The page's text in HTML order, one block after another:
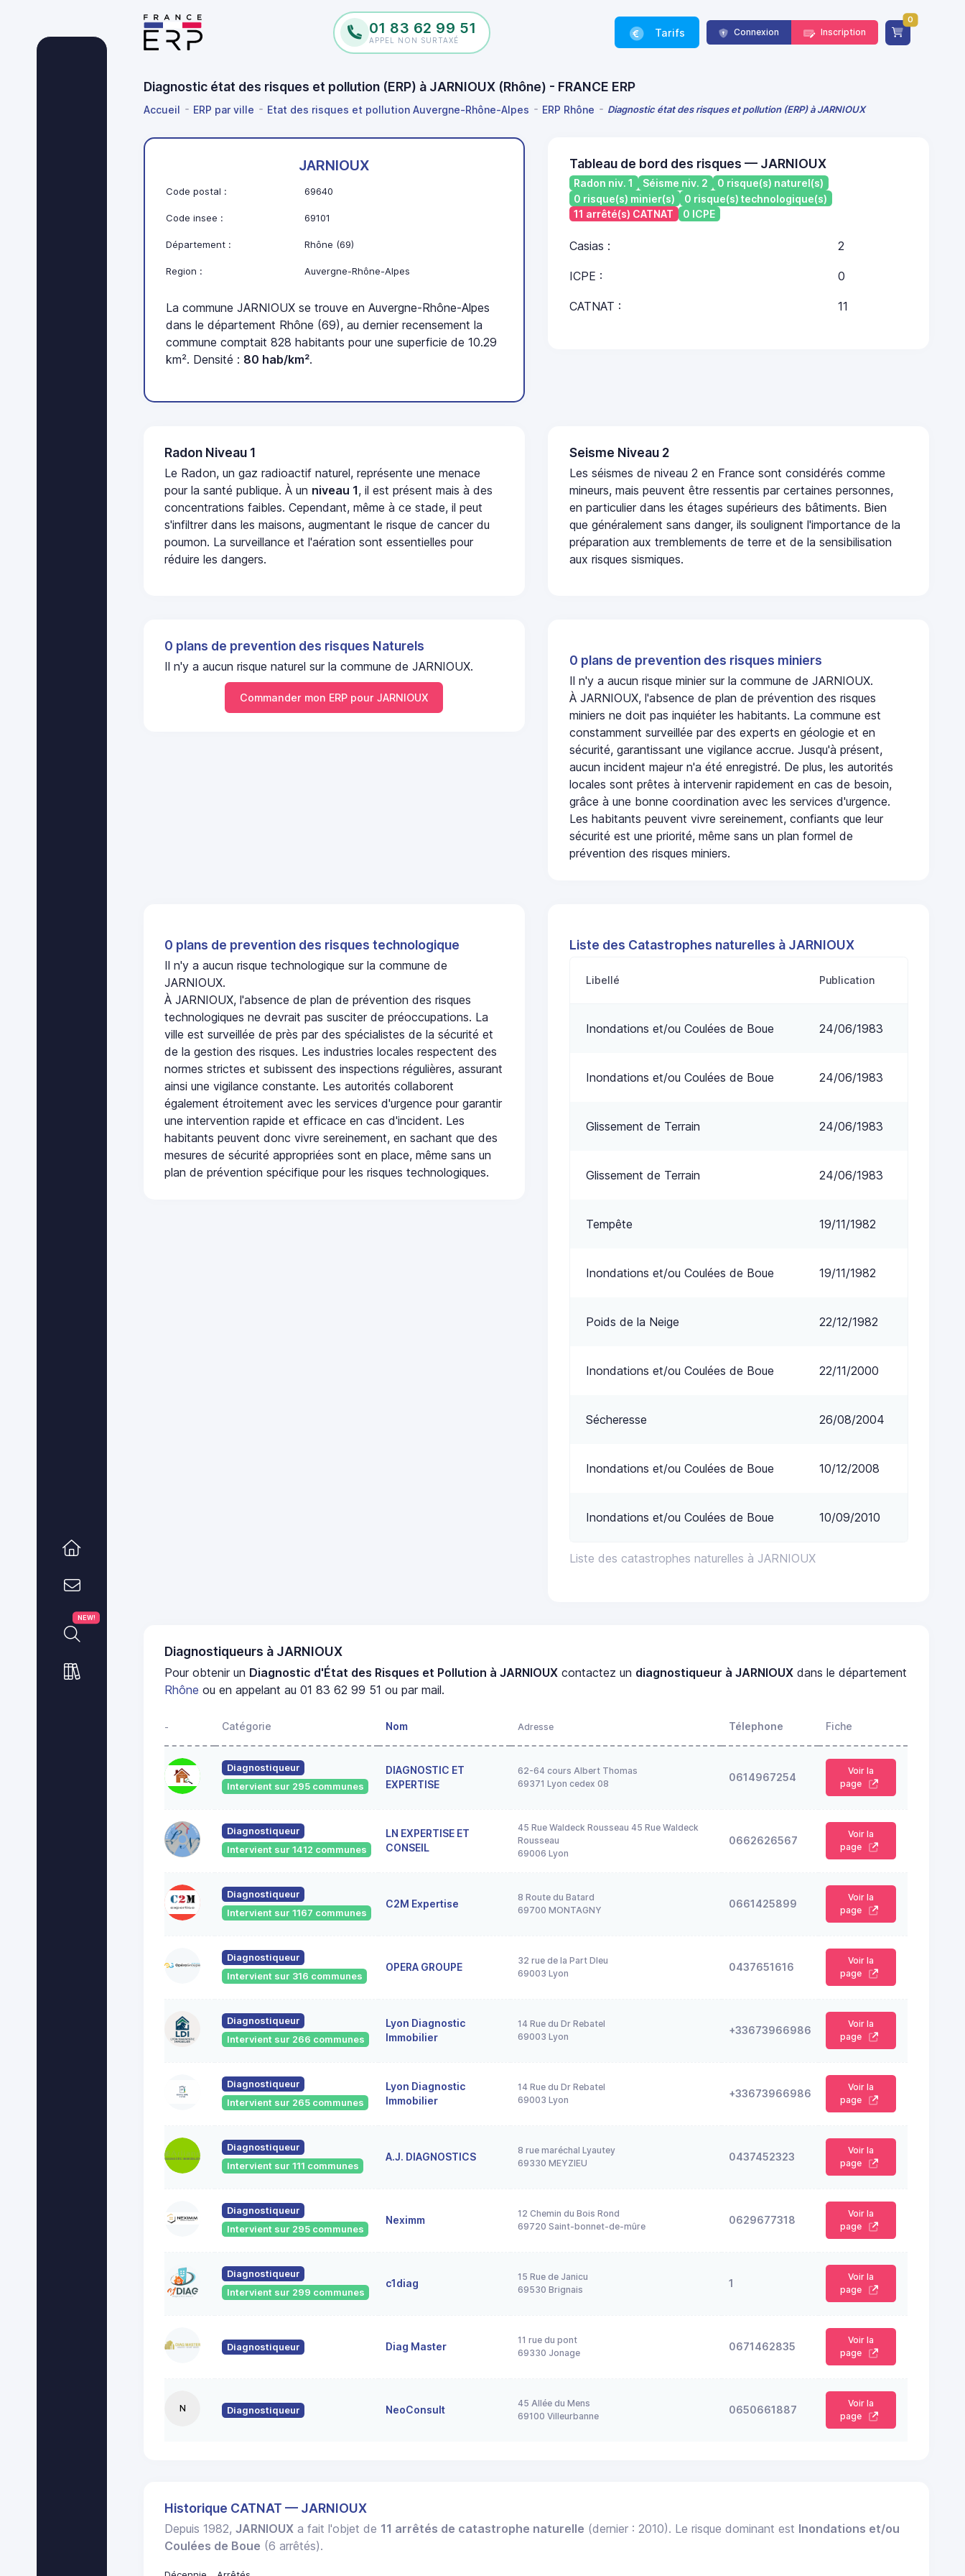
01 83 62 99 51
APPEL NON SURTAXÉ
Tarifs Connexion Inscription
0
Diagnostic état des risques et pollution (ERP) à JARNIOUX (Rhône) - FRANCE ERP
Accueil ERP par ville Etat des risques et pollution Auvergne-Rhône-Alpes ERP Rhône Diagnostic état des risques et pollution (ERP) à JARNIOUX
NEW!
JARNIOUX
Code postal : 69640
Code insee : 69101
Département : Rhône (69)
Region : Auvergne-Rhône-Alpes
La commune JARNIOUX se trouve en Auvergne-Rhône-Alpes
dans le département Rhône (69), au dernier recensement la
commune comptait 828 habitants pour une superficie de 10.29
km². Densité : 80 hab/km².
Tableau de bord des risques — JARNIOUX
Radon niv. 1 Séisme niv. 2
0 risque(s) naturel(s)
0 risque(s) minier(s)
0 risque(s) technologique(s)
11 arrêté(s) CATNAT
0 ICPE
Casias : 2
ICPE : 0
CATNAT : 11
Radon Niveau 1
Le Radon, un gaz radioactif naturel, représente une menace
pour la santé publique. À un niveau 1, il est présent mais à des
concentrations faibles. Cependant, même à ce stade, il peut
s'infiltrer dans les maisons, augmentant le risque de cancer du
poumon. La surveillance et l'aération sont essentielles pour
réduire les dangers.
Seisme Niveau 2
Les séismes de niveau 2 en France sont considérés comme
mineurs, mais peuvent être ressentis par certaines personnes,
en particulier dans les étages supérieurs des bâtiments. Bien
que généralement sans danger, ils soulignent l'importance de la
préparation aux tremblements de terre et de la sensibilisation
aux risques sismiques.
0 plans de prevention des risques Naturels
Il n'y a aucun risque naturel sur la commune de JARNIOUX.
Commander mon ERP pour JARNIOUX
0 plans de prevention des risques miniers
Il n'y a aucun risque minier sur la commune de JARNIOUX.
À JARNIOUX, l'absence de plan de prévention des risques
miniers ne doit pas inquiéter les habitants. La commune est
constamment surveillée par des experts en géologie et en
sécurité, garantissant une vigilance accrue. Jusqu'à présent,
aucun incident majeur n'a été enregistré. De plus, les autorités
locales sont prêtes à intervenir rapidement en cas de besoin,
grâce à une bonne coordination avec les services d'urgence.
Les habitants peuvent vivre sereinement, confiants que leur
sécurité est une priorité, même sans un plan formel de
prévention des risques miniers.
0 plans de prevention des risques technologique
Il n'y a aucun risque technologique sur la commune de
JARNIOUX.
À JARNIOUX, l'absence de plan de prévention des risques
technologiques ne devrait pas susciter de préoccupations. La
ville est surveillée de près par des spécialistes de la sécurité et
de la gestion des risques. Les industries locales respectent des
normes strictes et subissent des inspections régulières, assurant
ainsi une vigilance constante. Les autorités collaborent
également étroitement avec les services d'urgence pour garantir
une intervention rapide et efficace en cas d'incident. Les
habitants peuvent donc vivre sereinement, en sachant que des
mesures de sécurité appropriées sont en place, même sans un
plan de prévention spécifique pour les risques technologiques.
Liste des Catastrophes naturelles à JARNIOUX
Liste des catastrophes naturelles à JARNIOUX
Libellé Publication
Inondations et/ou Coulées de Boue 24/06/1983
Inondations et/ou Coulées de Boue 24/06/1983
Glissement de Terrain 24/06/1983
Glissement de Terrain 24/06/1983
Tempête 19/11/1982
Inondations et/ou Coulées de Boue 19/11/1982
Poids de la Neige 22/12/1982
Inondations et/ou Coulées de Boue 22/11/2000
Sécheresse 26/08/2004
Inondations et/ou Coulées de Boue 10/12/2008
Inondations et/ou Coulées de Boue 10/09/2010
Diagnostiqueurs à JARNIOUX
Pour obtenir un Diagnostic d'État des Risques et Pollution à JARNIOUX contactez un diagnostiqueur à JARNIOUX dans le département
Rhône ou en appelant au 01 83 62 99 51 ou par mail.
- Catégorie Nom Adresse Télephone Fiche
Diagnostiqueur
Intervient sur 295 communes
DIAGNOSTIC ET
EXPERTISE
62-64 cours Albert Thomas
69371 Lyon cedex 08
0614967254
Voir la
page
Diagnostiqueur
Intervient sur 1412 communes
LN EXPERTISE ET
CONSEIL
45 Rue Waldeck Rousseau 45 Rue Waldeck
Rousseau
69006 Lyon
0662626567
Voir la
page
Diagnostiqueur
Intervient sur 1167 communes
C2M Expertise
8 Route du Batard
69700 MONTAGNY
0661425899
Voir la
page
Diagnostiqueur
Intervient sur 316 communes
OPERA GROUPE
32 rue de la Part DIeu
69003 Lyon
0437651616
Voir la
page
Diagnostiqueur
Intervient sur 266 communes
Lyon Diagnostic
Immobilier
14 Rue du Dr Rebatel
69003 Lyon
+33673966986
Voir la
page
Diagnostiqueur
Intervient sur 265 communes
Lyon Diagnostic
Immobilier
14 Rue du Dr Rebatel
69003 Lyon
+33673966986
Voir la
page
Diagnostiqueur
Intervient sur 111 communes
A.J. DIAGNOSTICS
8 rue maréchal Lyautey
69330 MEYZIEU
0437452323
Voir la
page
Diagnostiqueur
Intervient sur 295 communes
Neximm
12 Chemin du Bois Rond
69720 Saint-bonnet-de-mûre
0629677318
Voir la
page
Diagnostiqueur
Intervient sur 299 communes
c1diag
15 Rue de Janicu
69530 Brignais
1
Voir la
page
Diagnostiqueur Diag Master
11 rue du pont
69330 Jonage
0671462835
Voir la
page
N Diagnostiqueur NeoConsult
45 Allée du Mens
69100 Villeurbanne
0650661887
Voir la
page
Historique CATNAT — JARNIOUX
Depuis 1982,JARNIOUX a fait l'objet de 11 arrêtés de catastrophe naturelle (dernier : 2010). Le risque dominant est Inondations et/ou
Coulées de Boue (6 arrêtés).